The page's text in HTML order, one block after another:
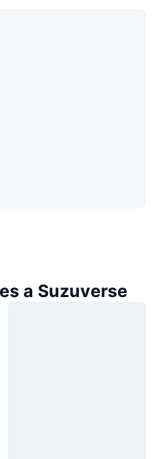
a Suzuverse